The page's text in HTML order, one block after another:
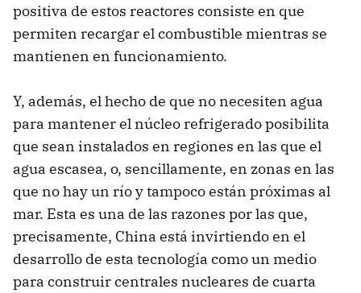
positiva de estos reactores consiste en que
permiten recargar el combustible mientras se
mantienen en funcionamiento.
Y, además, el hecho de que no necesiten agua
para mantener el núcleo refrigerado posibilita
que sean instalados en regiones en las que el
agua escasea, o, sencillamente, en zonas en las
que no hay un río y tampoco están próximas al
mar. Esta es una de las razones por las que,
precisamente, China está invirtiendo en el
desarrollo de esta tecnología como un medio
para construir centrales nucleares de cuarta